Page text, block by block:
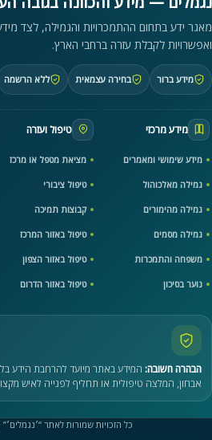
מאגר ידע בתחום ההתמכרויות והגמילה, לצד
ואפשרויות לקבלת עזרה ברחבי הארץ.
מידע ברור בחירה עצמאית ללא הרשמה
מידע מרכזי
מידע שימושי ומאמרים
גמילה מאלכוהול
גמילה מהימורים
גמילה מסמים
משפחה והתמכרות
נוער בסיכון
טיפול ועזרה
מציאת מטפל או מרכז
טיפול ציבורי
קבוצות תמיכה
טיפול באזור המרכז
טיפול באזור הצפון
טיפול באזור הדרום
הבהרה חשובה: המידע באתר מיועד להרחבת הידע
אבחון, המלצה טיפולית או תחליף לפנייה לאיש
כל הזכויות שמורות לאתר “׳נגמלים׳” |